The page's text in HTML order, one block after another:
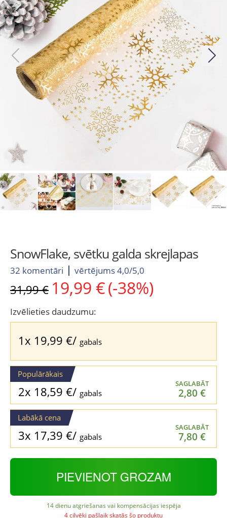
SnowFlake, svētku galda skrejlapas
32 komentāri vērtējums 4,0/5,0
31,99€ Original
price
was:
31,99 €.
19,99 € Current
price
19,99 €.
(-38%)
Izvēlieties daudzumu:
1x 19,99 €/ gabals
Populārākais
2x 18,59 €/ gabals
SAGLABĀT
2,80 €
Labākā cena
3x 17,39 €/ gabals
SAGLABĀT
7,80 €
PIEVIENOT GROZAM
14 dienu atgriešanas vai kompensācijas iespēja
4 cilvēki pašlaik skatās šo produktu